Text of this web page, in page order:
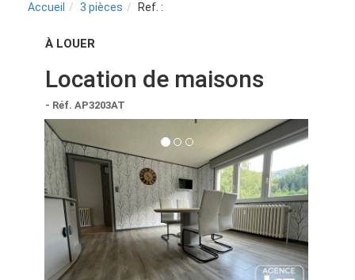
Accueil 3 pièces Ref. :
À LOUER
Location de maisons
- Réf. AP3203AT